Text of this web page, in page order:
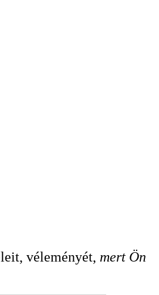
véleményét, mert Ön